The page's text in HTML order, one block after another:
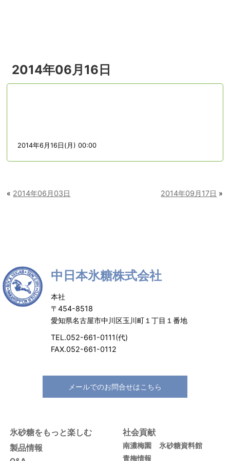
2014年06月16日
2014年6月16日(月) 00:00
« 2014年06月03日 2014年09月17日 »
中日本氷糖株式会社
本社
〒454-8518
愛知県名古屋市中川区玉川町１丁目１番地
TEL.052-661-0111(代)
FAX.052-661-0112
メールでのお問合せはこちら
氷砂糖をもっと楽しむ
製品情報
社会貢献
南濃梅園
氷砂糖資料館
青梅情報